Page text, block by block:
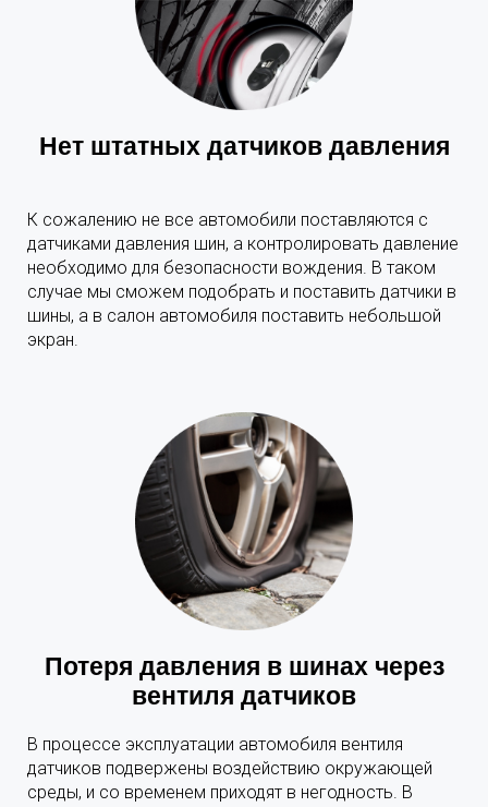
Нет штатных датчиков давления
К сожалению не все автомобили поставляются с
датчиками давления шин, а контролировать давление
необходимо для безопасности вождения. В таком
случае мы сможем подобрать и поставить датчики в
шины, а в салон автомобиля поставить небольшой
экран.
Потеря давления в шинах через
вентиля датчиков
В процессе эксплуатации автомобиля вентиля
датчиков подвержены воздействию окружающей
среды, и со временем приходят в негодность. В